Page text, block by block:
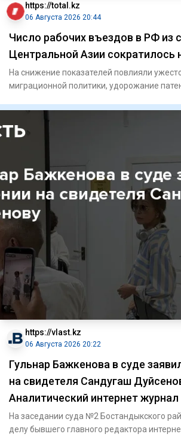
https://total.kz
06 Августа 2026 20:44
Число рабочих въездов в РФ из
Центральной Азии сократилось
На снижение показателей повлияли
миграционной политики, удорожание
https://vlast.kz
06 Августа 2026 20:22
Гульнар Бажкенова в суде
на свидетеля Сандугаш
Аналитический интернет
На заседании суда №2 Бостандыкского
делу бывшего главного редактора